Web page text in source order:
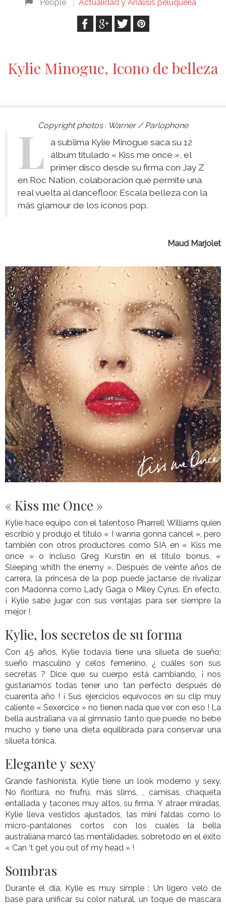
People Actualidad y Análisis peluquería
Kylie Minogue, Icono de belleza
Copyright photos : Warner / Parlophone
L
a sublima Kylie Minogue saca su 12
álbum titulado « Kiss me once », el
primer disco desde su firma con Jay Z
en Roc Nation, colaboración que permite una
real vuelta al dancefloor. Escala belleza con la
más glamour de los iconos pop.
Maud Marjolet
« Kiss me Once »
Kylie hace equipo con el talentoso Pharrell Williams quien
escribió y produjo el titulo « I wanna gonna cancel », pero
también con otros productores como SIA en « Kiss me
once » o incluso Greg Kurstin en el titulo bonus, «
Sleeping whith the enemy ». Después de veinte años de
carrera, la princesa de la pop puede jactarse de rivalizar
con Madonna como Lady Gaga o Miley Cyrus. En efecto,
¡ Kylie sabe jugar con sus ventajas para ser siempre la
mejor !
Kylie, los secretos de su forma
Con 45 años, Kylie todavía tiene una silueta de sueño:
sueño masculino y celos femenino, ¿ cuáles son sus
secretas ? Dice que su cuerpo está cambiando, ¡ nos
gustaríamos todas tener uno tan perfecto después de
cuarenta año ! ¡ Sus ejercicios equívocos en su clip muy
caliente « Sexercice » no tienen nada que ver con eso ! La
bella australiana va al gimnasio tanto que puede, no bebe
mucho y tiene una dieta equilibrada para conservar una
silueta tónica.
Elegante y sexy
Grande fashionista, Kylie tiene un look moderno y sexy.
No floritura, no frufrú, más slims, , camisas, chaqueta
entallada y tacones muy altos, su firma. Y atraer miradas,
Kylie lleva vestidos ajustados, las mini faldas como lo
micro-pantalones cortos con los cuales la bella
australiana marcó las mentalidades, sobretodo en el éxito
« Can ‘t get you out of my head » !
Sombras
Durante el día, Kylie es muy simple : Un ligero velo de
base para unificar su color natural, un toque de mascara